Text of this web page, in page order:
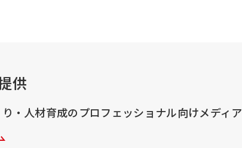
供
・人材育成のプロフェッショナル向けメディア